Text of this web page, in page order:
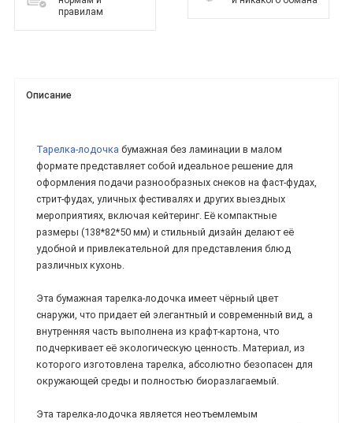
правилам
Описание
Тарелка-лодочка бумажная без ламинации в малом
формате представляет собой идеальное решение для
оформления подачи разнообразных снеков на фаст-фудах,
стрит-фудах, уличных фестивалях и других выездных
мероприятиях, включая кейтеринг. Её компактные
размеры (138*82*50 мм) и стильный дизайн делают её
удобной и привлекательной для представления блюд
различных кухонь.
Эта бумажная тарелка-лодочка имеет чёрный цвет
снаружи, что придает ей элегантный и современный вид, а
внутренняя часть выполнена из крафт-картона, что
подчеркивает её экологическую ценность. Материал, из
которого изготовлена тарелка, абсолютно безопасен для
окружающей среды и полностью биоразлагаемый.
Эта тарелка-лодочка является неотъемлемым